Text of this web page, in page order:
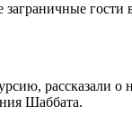
рассказали о
Шаббата.